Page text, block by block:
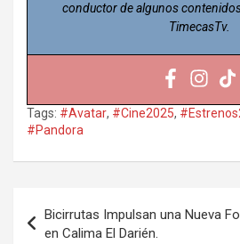
conductor de algunos
TimecasTv.
Tags: #Avatar, #Cine2025,
#Pandora
de
Bicirrutas Impulsan una Nueva
en Calima El Darién.